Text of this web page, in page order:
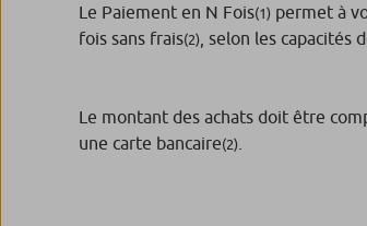
Le Paiement en N Fois(1) permet à
fois sans frais(2) , selon les capacités
Le montant des achats doit être
une carte bancaire(2)